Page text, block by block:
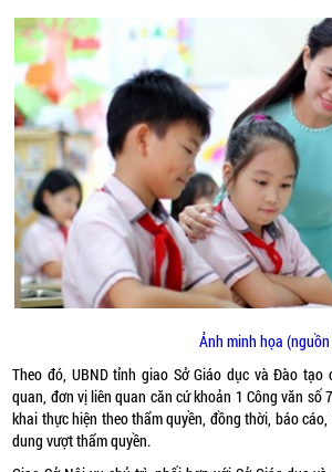
Ảnh minh họa
Theo đó, UBND tỉnh giao Sở Giáo dục và Đào
quan, đơn vị liên quan căn cứ khoản 1 Công văn số
khai thực hiện theo thẩm quyền, đồng thời, báo
dung vượt thẩm quyền.